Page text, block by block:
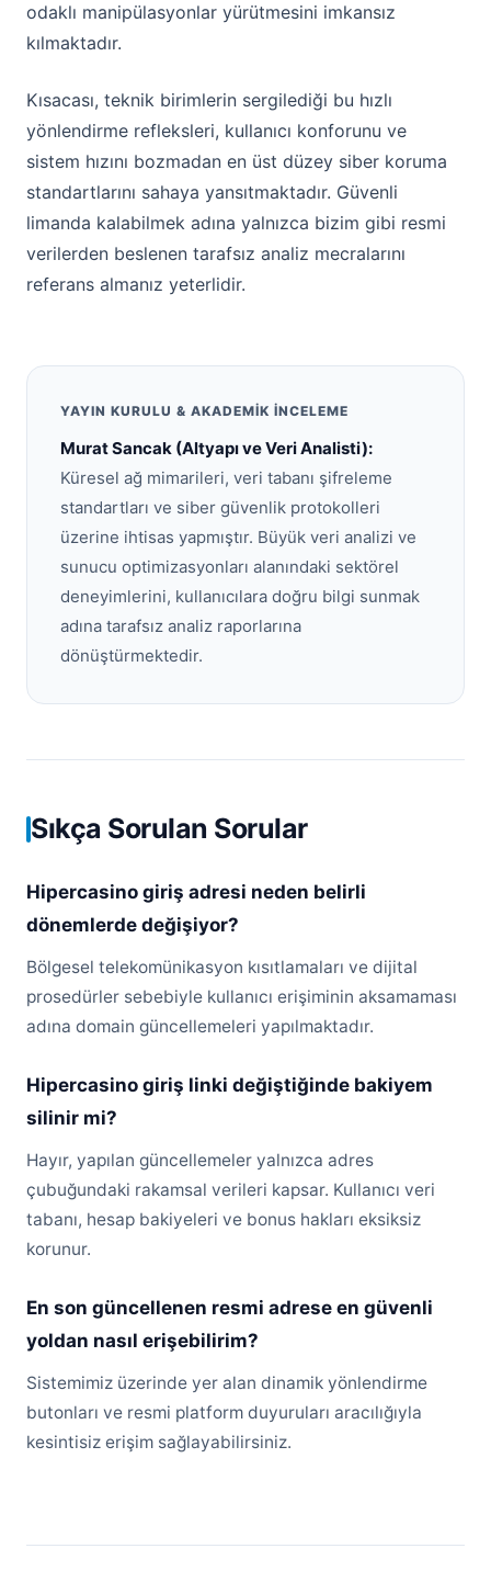
odaklı manipülasyonlar yürütmesini imkansız
kılmaktadır.
Kısacası, teknik birimlerin sergilediği bu hızlı
yönlendirme refleksleri, kullanıcı konforunu ve
sistem hızını bozmadan en üst düzey siber koruma
standartlarını sahaya yansıtmaktadır. Güvenli
limanda kalabilmek adına yalnızca bizim gibi resmi
verilerden beslenen tarafsız analiz mecralarını
referans almanız yeterlidir.
YAYIN KURULU & AKADEMIK İNCELEME
Murat Sancak (Altyapı ve Veri Analisti):
Küresel ağ mimarileri, veri tabanı şifreleme
standartları ve siber güvenlik protokolleri
üzerine ihtisas yapmıştır. Büyük veri analizi ve
sunucu optimizasyonları alanındaki sektörel
deneyimlerini, kullanıcılara doğru bilgi sunmak
adına tarafsız analiz raporlarına
dönüştürmektedir.
Sıkça Sorulan Sorular
Hipercasino giriş adresi neden belirli
dönemlerde değişiyor?
Bölgesel telekomünikasyon kısıtlamaları ve dijital
prosedürler sebebiyle kullanıcı erişiminin aksamaması
adına domain güncellemeleri yapılmaktadır.
Hipercasino giriş linki değiştiğinde bakiyem
silinir mi?
Hayır, yapılan güncellemeler yalnızca adres
çubuğundaki rakamsal verileri kapsar. Kullanıcı veri
tabanı, hesap bakiyeleri ve bonus hakları eksiksiz
korunur.
En son güncellenen resmi adrese en güvenli
yoldan nasıl erişebilirim?
Sistemimiz üzerinde yer alan dinamik yönlendirme
butonları ve resmi platform duyuruları aracılığıyla
kesintisiz erişim sağlayabilirsiniz.